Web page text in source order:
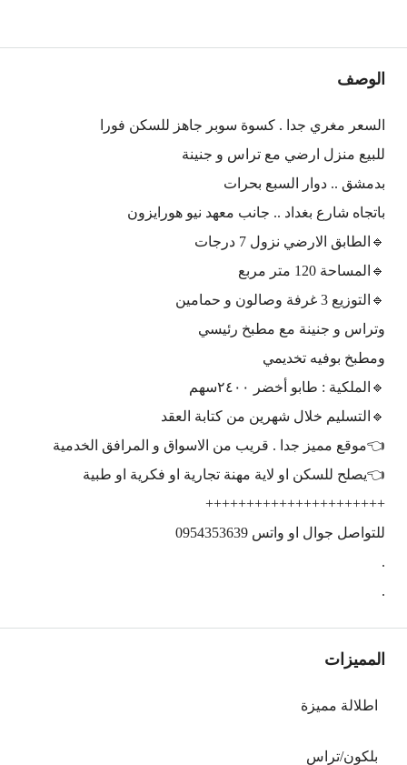
الوصف
السعر مغري جدا . كسوة سوبر جاهز للسكن فورا
للبيع منزل ارضي مع تراس و جنينة
بدمشق .. دوار السبع بحرات
باتجاه شارع بغداد .. جانب معهد نيو هورايزون
🔹️الطابق الارضي نزول 7 درجات
🔹️المساحة 120 متر مربع
🔹️التوزيع 3 غرفة وصالون و حمامين
وتراس و جنينة مع مطبخ رئيسي
ومطبخ بوفيه تخديمي
🔹️الملكية : طابو أخضر ٢٤٠٠سهم
🔹️التسليم خلال شهرين من كتابة العقد
👈موقع مميز جدا . قريب من الاسواق و المرافق الخدمية
👈يصلح للسكن او لاية مهنة تجارية او فكرية او طبية
++++++++++++++++++++++
للتواصل جوال او واتس 0954353639
.
.
المميزات
اطلالة مميزة
بلكون/تراس